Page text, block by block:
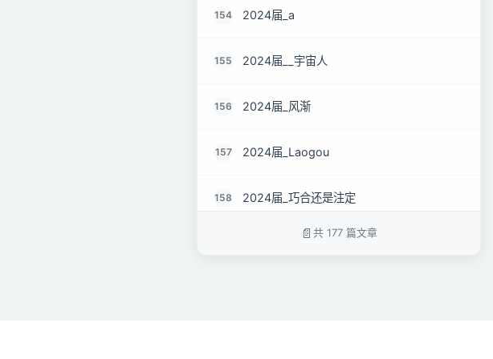
154 2024届_a
155 2024届__宇宙人
156 2024届_风渐
157 2024届_Laogou
158 2024届_巧合还是注定
共 177 篇文章